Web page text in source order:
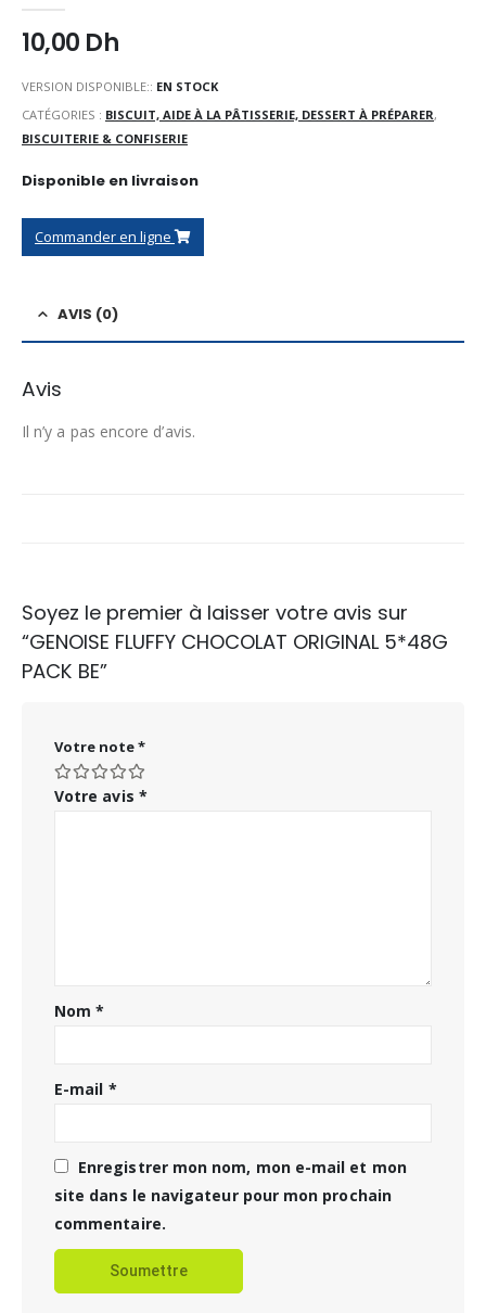
10,00 Dh
VERSION DISPONIBLE:: EN STOCK
CATÉGORIES : BISCUIT, AIDE À LA PÂTISSERIE, DESSERT À PRÉPARER,
BISCUITERIE & CONFISERIE
Disponible en livraison
Commander en ligne
AVIS (0)
Avis
Il n’y a pas encore d’avis.
Soyez le premier à laisser votre avis sur
“GENOISE FLUFFY CHOCOLAT ORIGINAL 5*48G
PACK BE”
Votre note*
Votre avis *
Nom*
E-mail *
Enregistrer mon nom, mon e-mail et mon
site dans le navigateur pour mon prochain
commentaire.